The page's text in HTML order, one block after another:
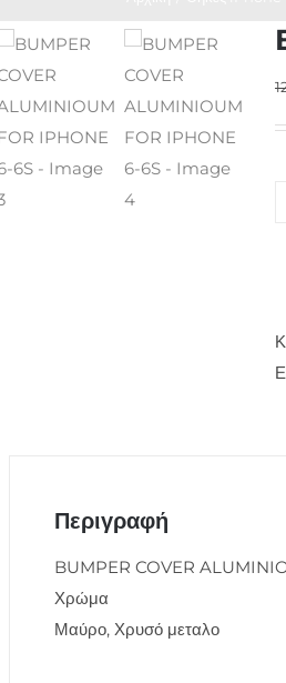
Περιγραφή
BUMPER COVER
Χρώμα
Μαύρο, Χρυσό μεταλο